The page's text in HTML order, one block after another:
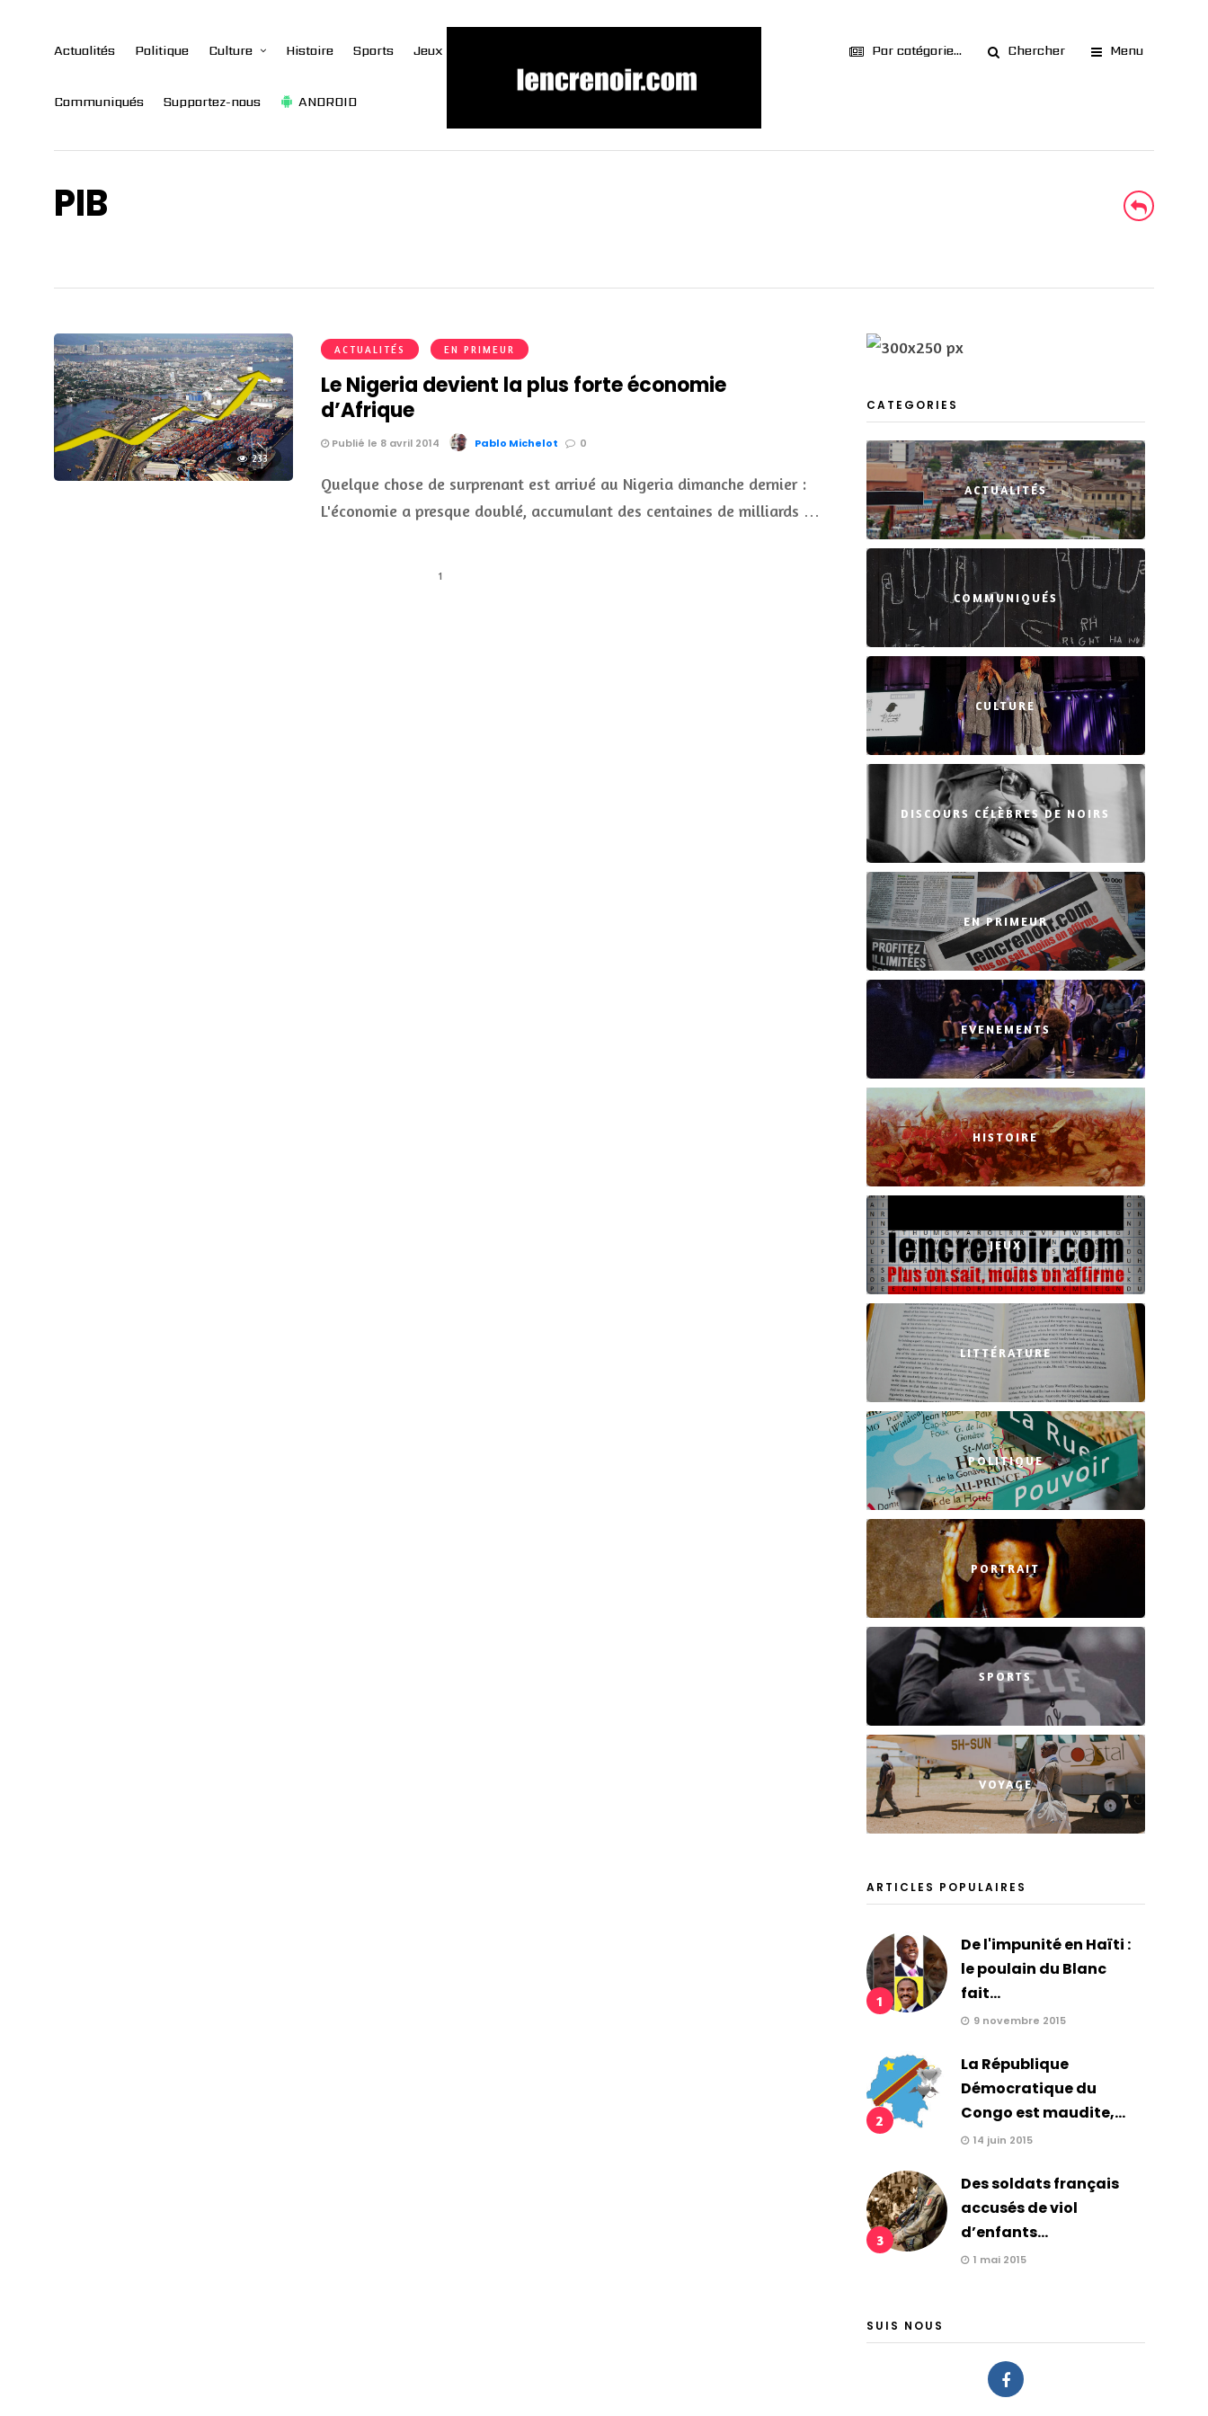
Actualités Politique Culture Histoire Sports Jeux
Communiqués Supportez-nous ANDROID
Par catégorie... Chercher Menu
PIB
233
ACTUALITÉS EN PRIMEUR
Le Nigeria devient la plus forte économie
d’Afrique
Publié le 8 avril 2014 Pablo Michelot 0
Quelque chose de surprenant est arrivé au Nigeria dimanche dernier :
L'économie a presque doublé, accumulant des centaines de milliards …
1
CATEGORIES
ACTUALITÉS
COMMUNIQUÉS
CULTURE
DISCOURS CÉLÈBRES DE NOIRS
EN PRIMEUR
EVENEMENTS
HISTOIRE
JEUX
LITTÉRATURE
POLITIQUE
PORTRAIT
SPORTS
VOYAGE
ARTICLES POPULAIRES
1
De l'impunité en Haïti :
le poulain du Blanc
fait...
9 novembre 2015
2
La République
Démocratique du
Congo est maudite,...
14 juin 2015
3
Des soldats français
accusés de viol
d’enfants...
1 mai 2015
SUIS NOUS